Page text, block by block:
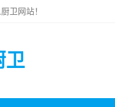
卫网站！
卫